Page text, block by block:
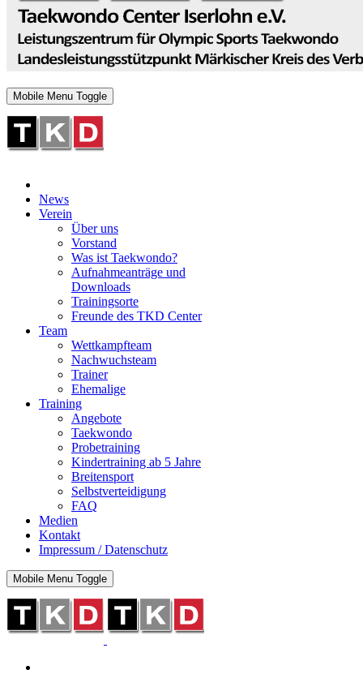
Mobile Menu Toggle
News
Verein
Über uns
Vorstand
Was ist Taekwondo?
Aufnahmeanträge und
Downloads
Trainingsorte
Freunde des TKD Center
Team
Wettkampfteam
Nachwuchsteam
Trainer
Ehemalige
Training
Angebote
Taekwondo
Probetraining
Kindertraining ab 5 Jahre
Breitensport
Selbstverteidigung
FAQ
Medien
Kontakt
Impressum / Datenschutz
Mobile Menu Toggle